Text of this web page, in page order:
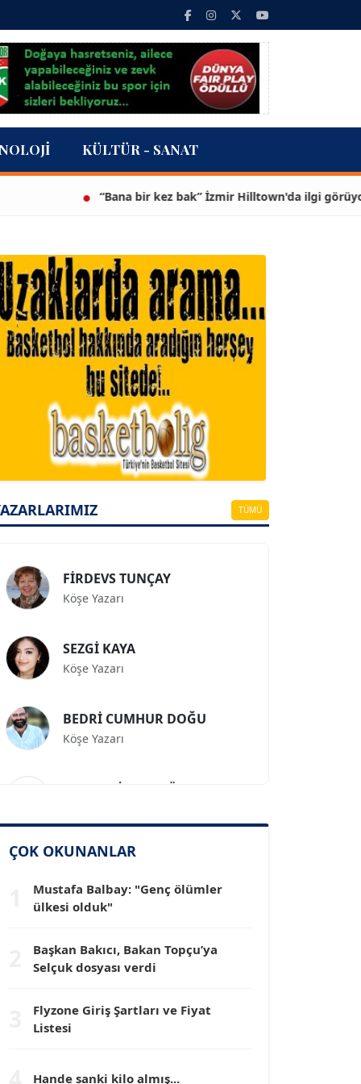
KÜLTÜR - SANAT
“Bana bir kez bak” İzmir Hilltown'da ilgi görüyor...
TÜMÜ
A. BAHRİ VRESKALA
Köşe Yazarı
Köşe Yazarı
Köşe Yazarı
Köşe Yazarı
Köşe Yazarı
Köşe Yazarı
Dr. HAKAN TARTAN
Köşe Yazarı
ÇOK OKUNANLAR
Mustafa Balbay: "Genç ölümler
ülkesi olduk"
Başkan Bakıcı, Bakan Topçu’ya
Selçuk dosyası verdi
Flyzone Giriş Şartları ve Fiyat
Listesi
Hande sanki kilo almış...